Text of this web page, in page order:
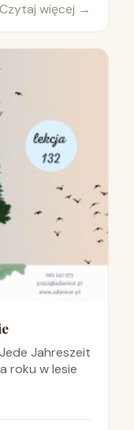
Czytaj więcej →
Jahreszeit
roku w lesie